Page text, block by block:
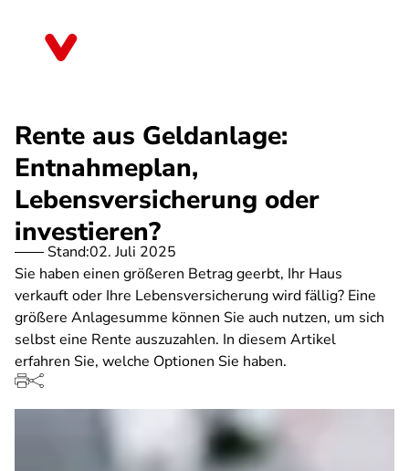
Rente aus Geldanlage:
Entnahmeplan,
Lebensversicherung oder
investieren?
Stand:02. Juli 2025
Sie haben einen größeren Betrag geerbt, Ihr Haus
verkauft oder Ihre Lebensversicherung wird fällig? Eine
größere Anlagesumme können Sie auch nutzen, um sich
selbst eine Rente auszuzahlen. In diesem Artikel
erfahren Sie, welche Optionen Sie haben.